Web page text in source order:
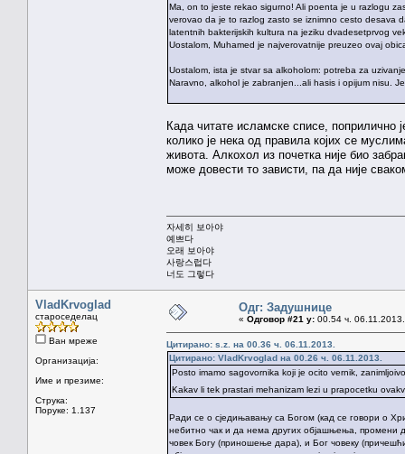
Ma, on to jeste rekao sigurno! Ali poenta je u razlogu
verovao da je to razlog zasto se iznimno cesto desava
latentnih bakterijskih kultura na jeziku dvadesetprvog
Uostalom, Muhamed je najverovatnije preuzeo ovaj
Uostalom, ista je stvar sa alkoholom: potreba za
Naravno, alkohol je zabranjen...ali hasis i opijum nisu.
Када читате исламске списе, поприлично
колико је нека од правила којих се
живота. Алкохол из почетка није био
може довести то зависти, па да није
자세히 보아야
예쁘다
오래 보아야
사랑스럽다
너도 그렇다
VladKrvoglad
староседелац
Ван мреже
Организација:
Име и презиме:
Струка:
Поруке: 1.137
Одг: Задушнице
« Одговор #21 у: 00.54 ч.
Цитирано: s.z. на 00.36 ч. 06.11.2013.
Цитирано: VladKrvoglad на 00.26 ч. 06.11.2013.
Posto imamo sagovornika koji je ocito vernik,
Kakav li tek prastari mehanizam lezi u prapocetku
Ради се о сједињавању са Богом (кад се говори о
небитно чак и да нема других објашњења, промени
човек Богу (приношење дара), и Бог човеку